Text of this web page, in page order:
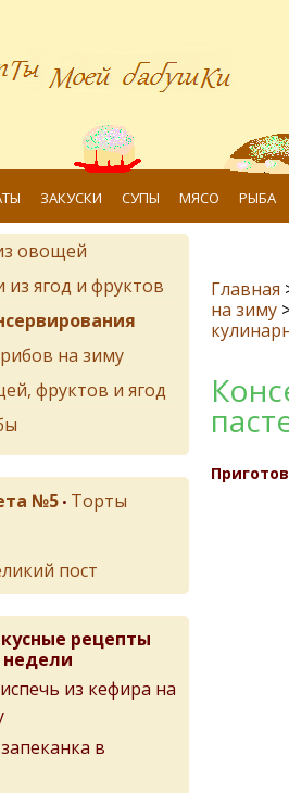
ЗАКУСКИ СУПЫ МЯСО РЫБА
Главная
на зиму
овощей
из ягод и фруктов
на зиму
фруктов и ягод
№5 • Торты
пост
рецепты
недели
из кефира на
в